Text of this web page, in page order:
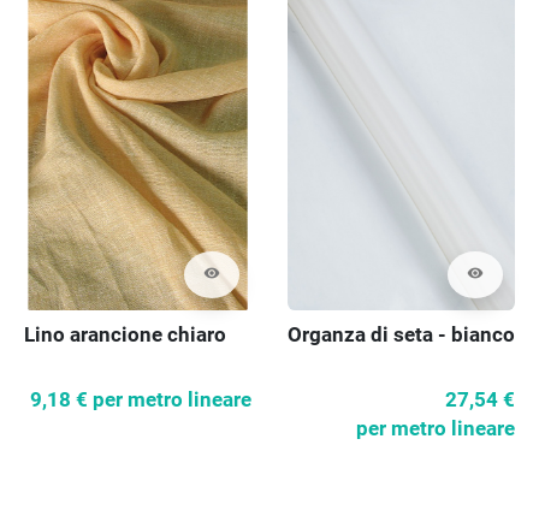
visibility
Lino arancione chiaro
9,18 € per metro lineare
visibility
Organza di seta - bianco
27,54 €
per metro lineare